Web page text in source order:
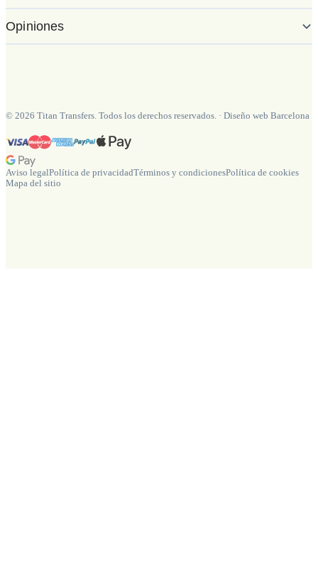
Opiniones
© 2026 Titan Transfers. Todos los derechos reservados. · Diseño web Barcelona
Aviso legalPolítica de privacidadTérminos y condicionesPolítica de cookies
Mapa del sitio